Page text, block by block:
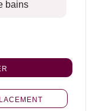
bains